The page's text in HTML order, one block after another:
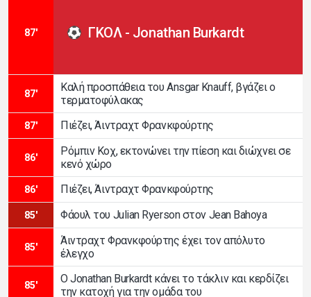
87' ΓΚΟΛ - Jonathan Burkardt
87'
Καλή προσπάθεια του Ansgar Knauff, βγάζει ο
τερματοφύλακας
87' Πιέζει, Άιντραχτ Φρανκφούρτης
86'
Ρόμπιν Κοχ, εκτονώνει την πίεση και διώχνει σε
κενό χώρο
86' Πιέζει, Άιντραχτ Φρανκφούρτης
85' Φάουλ του Julian Ryerson στον Jean Bahoya
85'
Άιντραχτ Φρανκφούρτης έχει τον απόλυτο
έλεγχο
85'
Ο Jonathan Burkardt κάνει το τάκλιν και κερδίζει
την κατοχή για την ομάδα του